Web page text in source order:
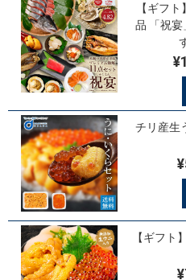
【ギフ
品 「祝宴
チリ産生
【ギフト